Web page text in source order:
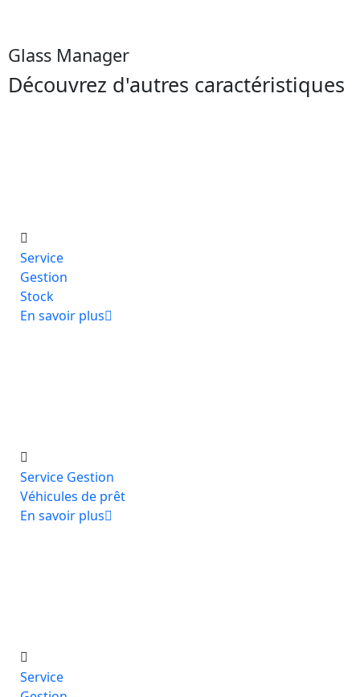
Glass Manager
Découvrez d'autres caractéristiques
Service
Gestion
Stock
En savoir plus
Service Gestion
Véhicules de prêt
En savoir plus
Service